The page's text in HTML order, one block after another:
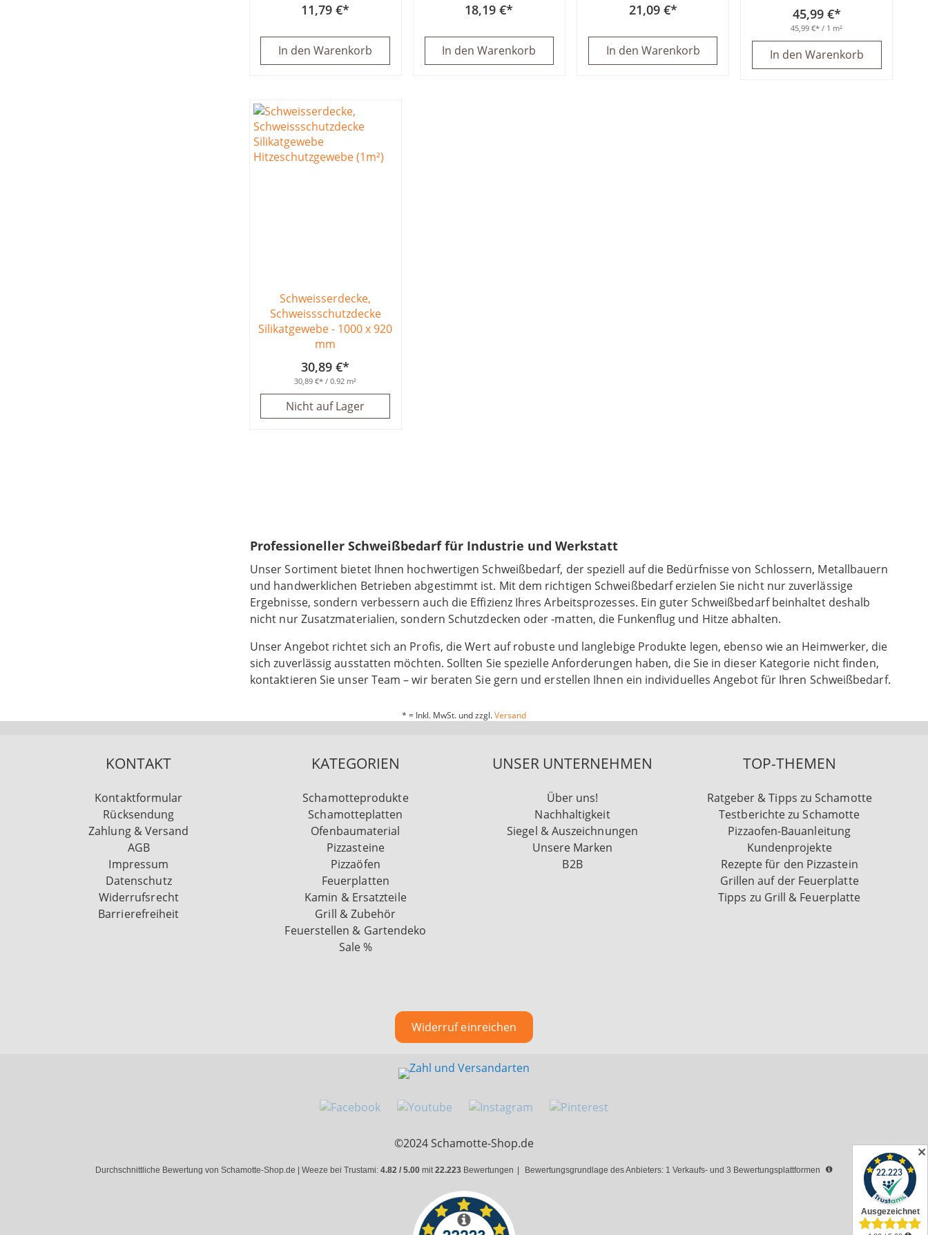
11,79 €
In den Warenkorb
18,19 €
In den Warenkorb
21,09 €
In den Warenkorb
45,99 €
45,99 € / 1 m²
In den Warenkorb
Schweisserdecke,
Schweissschutzdecke
Silikatgewebe - 1000 x 920
mm
30,89 €
30,89 € / 0.92 m²
Nicht auf Lager
Professioneller Schweißbedarf für Industrie und Werkstatt
Unser Sortiment bietet Ihnen hochwertigen Schweißbedarf, der speziell auf die Bedürfnisse von Schlossern, Metallbauern
und handwerklichen Betrieben abgestimmt ist. Mit dem richtigen Schweißbedarf erzielen Sie nicht nur zuverlässige
Ergebnisse, sondern verbessern auch die Effizienz Ihres Arbeitsprozesses. Ein guter Schweißbedarf beinhaltet deshalb
nicht nur Zusatzmaterialien, sondern Schutzdecken oder -matten, die Funkenflug und Hitze abhalten.
Unser Angebot richtet sich an Profis, die Wert auf robuste und langlebige Produkte legen, ebenso wie an Heimwerker, die
sich zuverlässig ausstatten möchten. Sollten Sie spezielle Anforderungen haben, die Sie in dieser Kategorie nicht finden,
kontaktieren Sie unser Team – wir beraten Sie gern und erstellen Ihnen ein individuelles Angebot für Ihren Schweißbedarf.
* = Inkl. MwSt. und zzgl.Versand
KONTAKT
Kontaktformular
Rücksendung
Zahlung & Versand
AGB
Impressum
Datenschutz
Widerrufsrecht
Barrierefreiheit
KATEGORIEN
Schamotteprodukte
Schamotteplatten
Ofenbaumaterial
Pizzasteine
Pizzaöfen
Feuerplatten
Kamin & Ersatzteile
Grill & Zubehör
Feuerstellen & Gartendeko
Sale %
UNSER UNTERNEHMEN
Über uns!
Nachhaltigkeit
Siegel & Auszeichnungen
Unsere Marken
B2B
TOP-THEMEN
Ratgeber & Tipps zu Schamotte
Testberichte zu Schamotte
Pizzaofen-Bauanleitung
Kundenprojekte
Rezepte für den Pizzastein
Grillen auf der Feuerplatte
Tipps zu Grill & Feuerplatte
Widerruf einreichen
©2024 Schamotte-Shop.de
Durchschnittliche Bewertung von Schamotte-Shop.de | Weeze bei Trustami: 4.82 / 5.00mit22.223 Bewertungen | Bewertungsgrundlage des Anbieters: 1 Verkaufs- und 3 Bewertungsplattformen
✕